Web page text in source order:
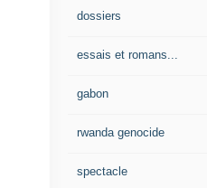
dossiers
essais et romans...
gabon
rwanda genocide
spectacle